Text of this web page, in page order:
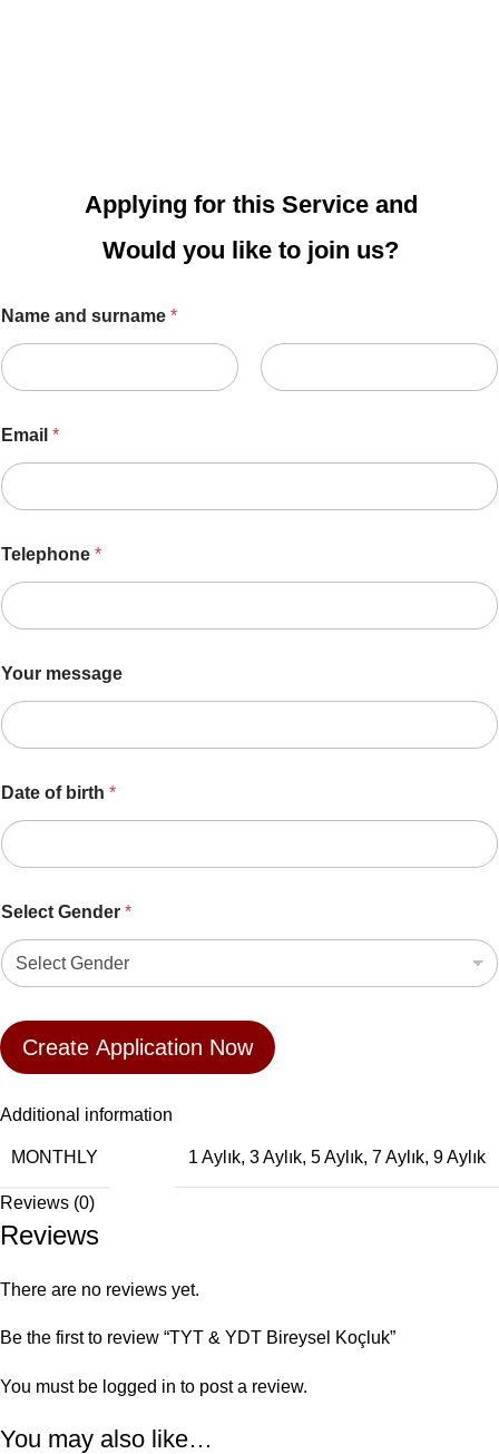
Applying for this Service and
Would you like to join us?
Name and surname *
Email *
Telephone *
Your message
Date of birth *
Select Gender *
Create Application Now
Additional information
MONTHLY 1 Aylık, 3 Aylık, 5 Aylık, 7 Aylık, 9 Aylık
Reviews (0)
Reviews
There are no reviews yet.
Be the first to review “TYT & YDT Bireysel Koçluk”
You must be logged in to post a review.
You may also like…